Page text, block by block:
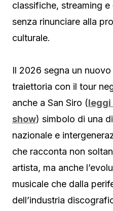
classifiche, streaming
senza rinunciare alla
culturale.
Il 2026 segna un
traiettoria con il tour
anche a San Siro (leggi
show) simbolo di una
nazionale e
che racconta non
artista, ma anche
musicale che dalla
dell’industria